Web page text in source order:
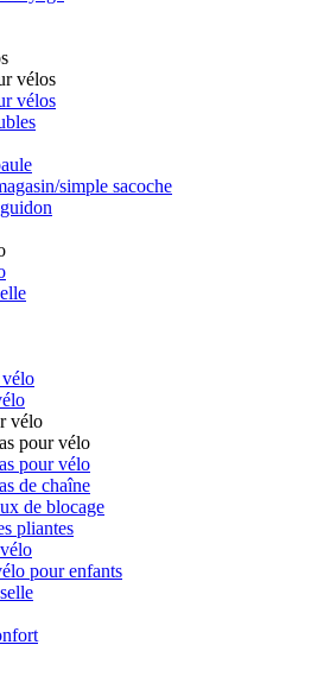
vélos
vélos
simple sacoche
vélo
vélo
pour vélo
pour vélo
de chaîne
de blocage
pliantes
pour enfants